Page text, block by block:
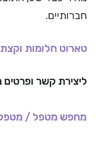
חברותיים.
טארוט חלומות
ליצירת קשר ופרטים
מחפש מטפל /